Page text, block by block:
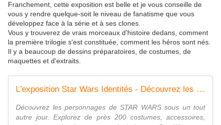
Franchement, cette exposition est belle et je vous conseille de
vous y rendre quelque-soit le niveau de fanatisme que vous
développez face à la série et à ses clones.
Vous y trouverez de vrais morceaux d'histoire dedans, comment
la première trilogie s'est constituée, comment les héros sont nés.
Il y a beaucoup de dessins préparatoires, de costumes, de
maquettes et d'extraits.
L'exposition Star Wars Identités - Découvrez les personnages
Découvrez les personnages de STAR WARS sous un tout
autre jour. Explorez de près 200 costumes, accessoires,